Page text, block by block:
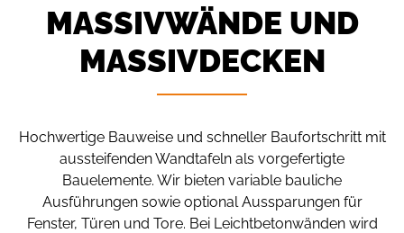
MASSIVWÄNDE UND
MASSIVDECKEN
Hochwertige Bauweise und schneller Baufortschritt mit
aussteifenden Wandtafeln als vorgefertigte
Bauelemente. Wir bieten variable bauliche
Ausführungen sowie optional Aussparungen für
Fenster, Türen und Tore. Bei Leichtbetonwänden wird